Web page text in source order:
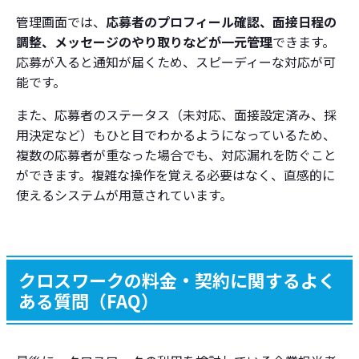
管理画面では、 応募者のプロフィール確認、面接日程の
調整、メッセージのやり取りなどが一元管理できます。
応募が入ると通知が届くため、スピーディーな対応が可
能です。
また、応募者のステータス（未対応、面接設定済み、採
用決定など）もひと目でわかるようになっているため、
複数の応募者が重なった場合でも、対応漏れを防ぐこと
ができます。複雑な操作を覚える必要はなく、直感的に
使えるシステムが用意されています。
クロスワークの料金・契約に関するよく
ある質問（FAQ）